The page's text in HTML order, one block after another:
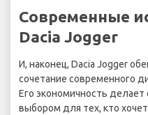
Современные
Dacia Jogger
И, наконец, Dacia Jogger
сочетание современного
Его экономичность делает
выбором для тех, кто